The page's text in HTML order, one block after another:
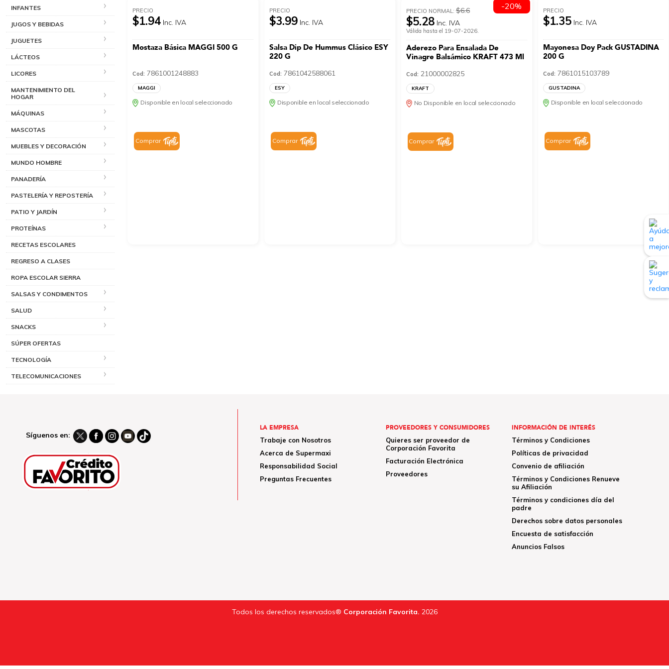
INFANTES
JUGOS Y BEBIDAS
JUGUETES
LÁCTEOS
LICORES
MANTENIMIENTO DEL
HOGAR
MÁQUINAS
MASCOTAS
MUEBLES Y DECORACIÓN
MUNDO HOMBRE
PANADERÍA
PASTELERÍA Y REPOSTERÍA
PATIO Y JARDÍN
PROTEÍNAS
RECETAS ESCOLARES
REGRESO A CLASES
ROPA ESCOLAR SIERRA
SALSAS Y CONDIMENTOS
SALUD
SNACKS
SÚPER OFERTAS
TECNOLOGÍA
TELECOMUNICACIONES
PRECIO
$1.94 Inc. IVA
Mostaza Básica MAGGI 500 G
Cod: 7861001248883
MAGGI
Disponible en local seleccionado
Comprar
PRECIO
$3.99 Inc. IVA
Salsa Dip De Hummus Clásico ESY
220 G
Cod: 7861042588061
ESY
Disponible en local seleccionado
Comprar
PRECIO NORMAL:$6.6
$5.28 Inc. IVA
Válida hasta el 19-07-2026.
Aderezo Para Ensalada De
Vinagre Balsámico KRAFT 473 Ml
Cod: 21000002825
KRAFT
No Disponible en local seleccionado
Comprar
-20% PRECIO
$1.35 Inc. IVA
Mayonesa Doy Pack GUSTADINA
200 G
Cod: 7861015103789
GUSTADINA
Disponible en local seleccionado
Comprar
Síguenos en:
LA EMPRESA
Trabaje con Nosotros
Acerca de Supermaxi
Responsabilidad Social
Preguntas Frecuentes
PROVEEDORES Y CONSUMIDORES
Quieres ser proveedor de
Corporación Favorita
Facturación Electrónica
Proveedores
INFORMACIÓN DE INTERÉS
Términos y Condiciones
Políticas de privacidad
Convenio de afiliación
Términos y Condiciones Renueve
su Afiliación
Términos y condiciones día del
padre
Derechos sobre datos personales
Encuesta de satisfacción
Anuncios Falsos
Todos los derechos reservados® Corporación Favorita. 2026